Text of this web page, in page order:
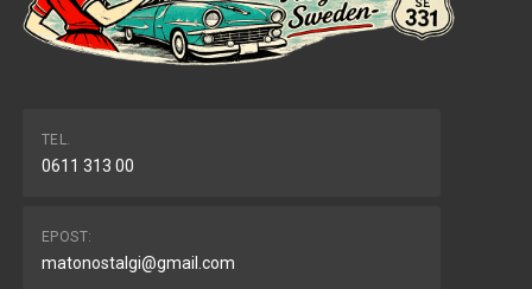
TEL.
0611 313 00
EPOST:
matonostalgi@gmail.com